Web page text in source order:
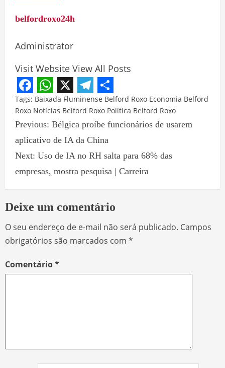
belfordroxo24h
Administrator
Visit Website View All Posts
Facebook
WhatsApp
X Telegram
Share
Tags: Baixada Fluminense Belford Roxo Economia Belford
Roxo Notícias Belford Roxo Política Belford Roxo
Previous: Bélgica proíbe funcionários de usarem
aplicativo de IA da China
Next: Uso de IA no RH salta para 68% das
empresas, mostra pesquisa | Carreira
Deixe um comentário
O seu endereço de e-mail não será publicado. Campos
obrigatórios são marcados com *
Comentário*